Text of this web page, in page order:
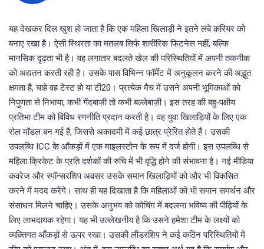
यह देखकर दिल खुश हो जाता है कि एक महिला खिलाड़ी ने इतने लंबे करियर को
बनाए रखा है। ऐसी स्थिरता का मतलब सिर्फ शारीरिक फिटनेस नहीं, बल्कि
मानसिक दृढ़ता भी है। वह लगातार बदलते खेल की परिस्थितियों में अपनी तकनीक
को अद्यतन करती रही है। उसके पास विभिन्न फॉर्मेट में अनुकूलन करने की अद्भुत
क्षमता है, चाहे वह टेस्ट हो या टी20। प्रत्येक मैच में उसने अपनी भूमिकाओं को
निपुणता से निभाया, कभी गेंदबाज़ी तो कभी बल्लेबाज़ी। इस तरह की बहु‑पक्षीय
प्रतिभा टीम को विविध रणनीति प्रदान करती है। वह युवा खिलाड़ियों के लिए एक
रोल मॉडल बन गई है, जिससे अकादमी में कई छात्र प्रेरित होते हैं। उसकी
उपलब्धि ICC के आँकड़ों में एक माइलस्टोन के रूप में दर्ज होगी। इस उपलब्धि से
महिला क्रिकेट के प्रति दर्शकों की रुचि में भी वृद्धि होने की संभावना है। नई मीडिया
कवरेज और स्पॉन्सरशिप अवसर उसके समान खिलाड़ियों को और भी विकसित
करने में मदद करेंगे। साथ ही यह दिखाता है कि महिलाओं को भी समान समर्थन और
संसाधन मिलने चाहिए। उसके अनुभव को कोचिंग में बदलना भविष्य की पीढ़ियों के
लिए लाभदायक रहेगा। यह भी उल्लेखनीय है कि उसने हमेशा टीम के लक्ष्यों को
व्यक्तिगत आँकड़ों से ऊपर रखा। उसकी लीडरशिप ने कई कठिन परिस्थितियों में